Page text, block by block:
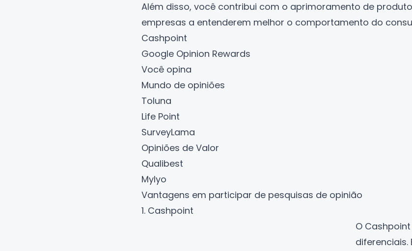
Além disso, você contribui com o aprimoramento de
empresas a entenderem melhor o comportamento do
Cashpoint
Google Opinion Rewards
Você opina
Mundo de opiniões
Toluna
Life Point
SurveyLama
Opiniões de Valor
Qualibest
MyIyo
Vantagens em participar de pesquisas de opinião
1. Cashpoint
O Cashpoint
diferenciais.